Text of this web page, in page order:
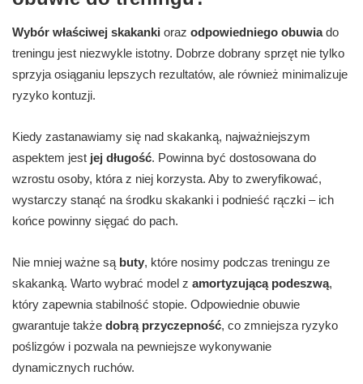
Wybór właściwej skakanki oraz odpowiedniego obuwiado
treningu jest niezwykle istotny. Dobrze dobrany sprzęt nie tylko
sprzyja osiąganiu lepszych rezultatów, ale również minimalizuje
ryzyko kontuzji.
Kiedy zastanawiamy się nad skakanką, najważniejszym
aspektem jest jej długość. Powinna być dostosowana do
wzrostu osoby, która z niej korzysta. Aby to zweryfikować,
wystarczy stanąć na środku skakanki i podnieść rączki – ich
końce powinny sięgać do pach.
Nie mniej ważne są buty, które nosimy podczas treningu ze
skakanką. Warto wybrać model z amortyzującą podeszwą,
który zapewnia stabilność stopie. Odpowiednie obuwie
gwarantuje także dobrą przyczepność, co zmniejsza ryzyko
poślizgów i pozwala na pewniejsze wykonywanie
dynamicznych ruchów.